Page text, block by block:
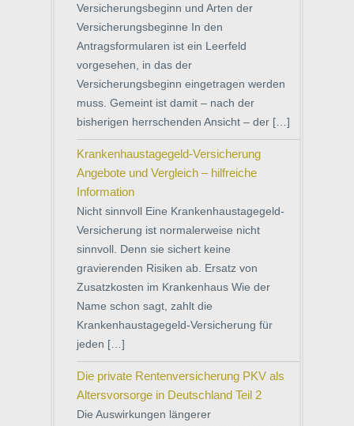
Versicherungsbeginn und Arten der
Versicherungsbeginne In den
Antragsformularen ist ein Leerfeld
vorgesehen, in das der
Versicherungsbeginn eingetragen werden
muss. Gemeint ist damit – nach der
bisherigen herrschenden Ansicht – der […]
Krankenhaustagegeld-Versicherung
Angebote und Vergleich – hilfreiche
Information
Nicht sinnvoll Eine Krankenhaustagegeld-
Versicherung ist normalerweise nicht
sinnvoll. Denn sie sichert keine
gravierenden Risiken ab. Ersatz von
Zusatzkosten im Krankenhaus Wie der
Name schon sagt, zahlt die
Krankenhaustagegeld-Versicherung für
jeden […]
Die private Rentenversicherung PKV als
Altersvorsorge in Deutschland Teil 2
Die Auswirkungen längerer